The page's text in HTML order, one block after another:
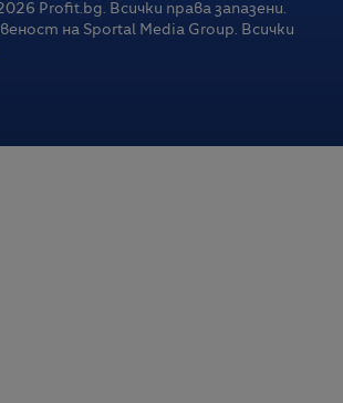
Profit.bg. Всички права запазени.
на Sportal Media Group. Всички